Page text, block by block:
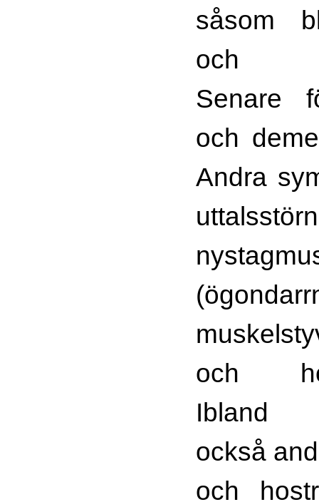
såsom
och
Senare
och
Andra
och
också
och